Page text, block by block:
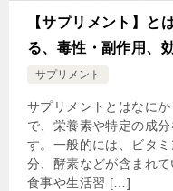
【サプリメント】と
る、毒性・副作用、
サプリメント
サプリメントとはなに
で、栄養素や特定の成
す。一般的には、ビタ
分、酵素などが含まれ
食事や生活習 […]